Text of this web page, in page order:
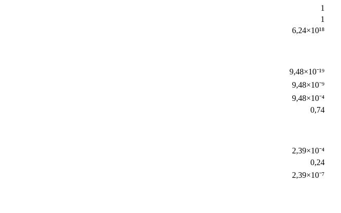
1
1
6,24×10¹⁸
9,48×10⁻¹⁹
9,48×10⁻⁹
9,48×10⁻⁴
0,74
2,39×10⁻⁴
0,24
2,39×10⁻⁷